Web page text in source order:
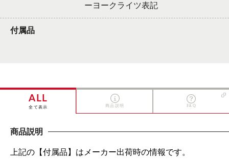
ーヨークライツ表記
付属品
ALL
全て表示 商品説明 FAQ
商品説明
上記の【付属品】はメーカー出荷時の情報です。